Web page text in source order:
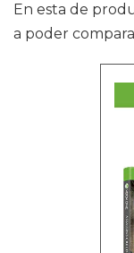
En esta de
a poder